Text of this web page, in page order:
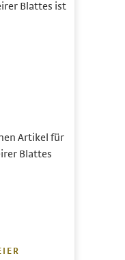
Blattes ist
Artikel für
Blattes